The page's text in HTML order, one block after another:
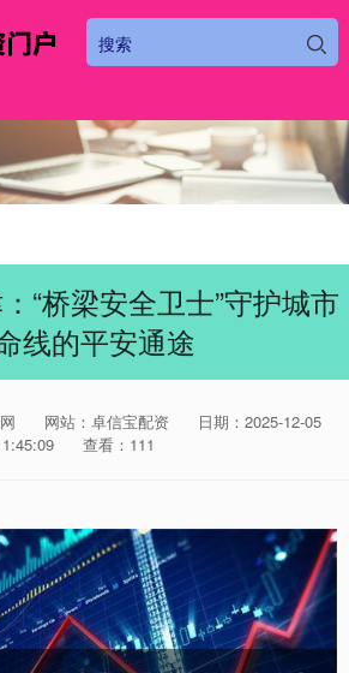
“桥梁安全卫士”守护城市
线的平安通途
网站：卓信宝配资
日期：2025-12-05
查看：111